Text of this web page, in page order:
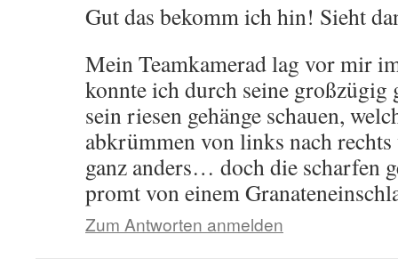
Gut das bekomm ich hin! Sieht
Mein Teamkamerad lag vor mir
konnte ich durch seine großzügig
sein riesen gehänge schauen,
abkrümmen von links nach
ganz anders… doch die scharfen
promt von einem
Zum Antworten anmelden